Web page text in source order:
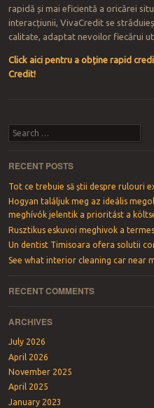
rapidă și mai eficientă a oricărei
interacțiunii, VivaCredit se
calitate, adaptat nevoilor fiecărui
Click aici pentru a obține rapid
Credit!
Search
RECENT POSTS
Tot ce trebuie să știi despre rulouri
Hogyan találjuk meg az ideális
meghívók jelentik a prioritást a
Rusztikus eskuvoi meghivok a
Un dentist Timisoara ofera solutii
See what interior cleaning car near
RECENT COMMENTS
ARCHIVES
July 2026
April 2026
November 2025
April 2025
January 2023